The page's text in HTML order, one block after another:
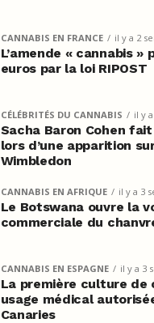
CANNABIS EN FRANCE il y a 2
L’amende « cannabis »
euros par la loi RIPOST
CÉLÉBRITÉS DU CANNABIS il y
Sacha Baron Cohen
lors d’une apparition
Wimbledon
CANNABIS EN AFRIQUE il y a 3
Le Botswana ouvre la
commerciale du
CANNABIS EN ESPAGNE il y a 3
La première culture de
usage médical
Canaries